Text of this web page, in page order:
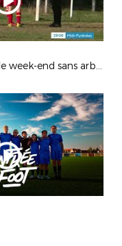
Reportage durant le week-end sans arbitre (France 3)